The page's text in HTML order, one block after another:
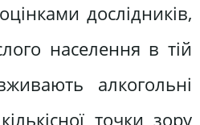
дослідників,
населення в тій
алкогольні
точки зору